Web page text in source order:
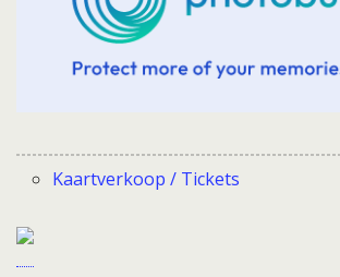
Kaartverkoop / Tickets